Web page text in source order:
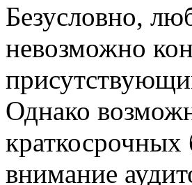
Безусловно,
невозможно
Однако
внимание